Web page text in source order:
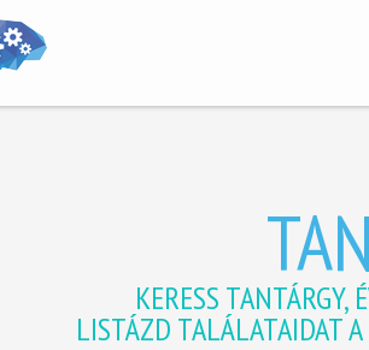
KERESS TANTÁRGY,
LISTÁZD TALÁLATAIDAT